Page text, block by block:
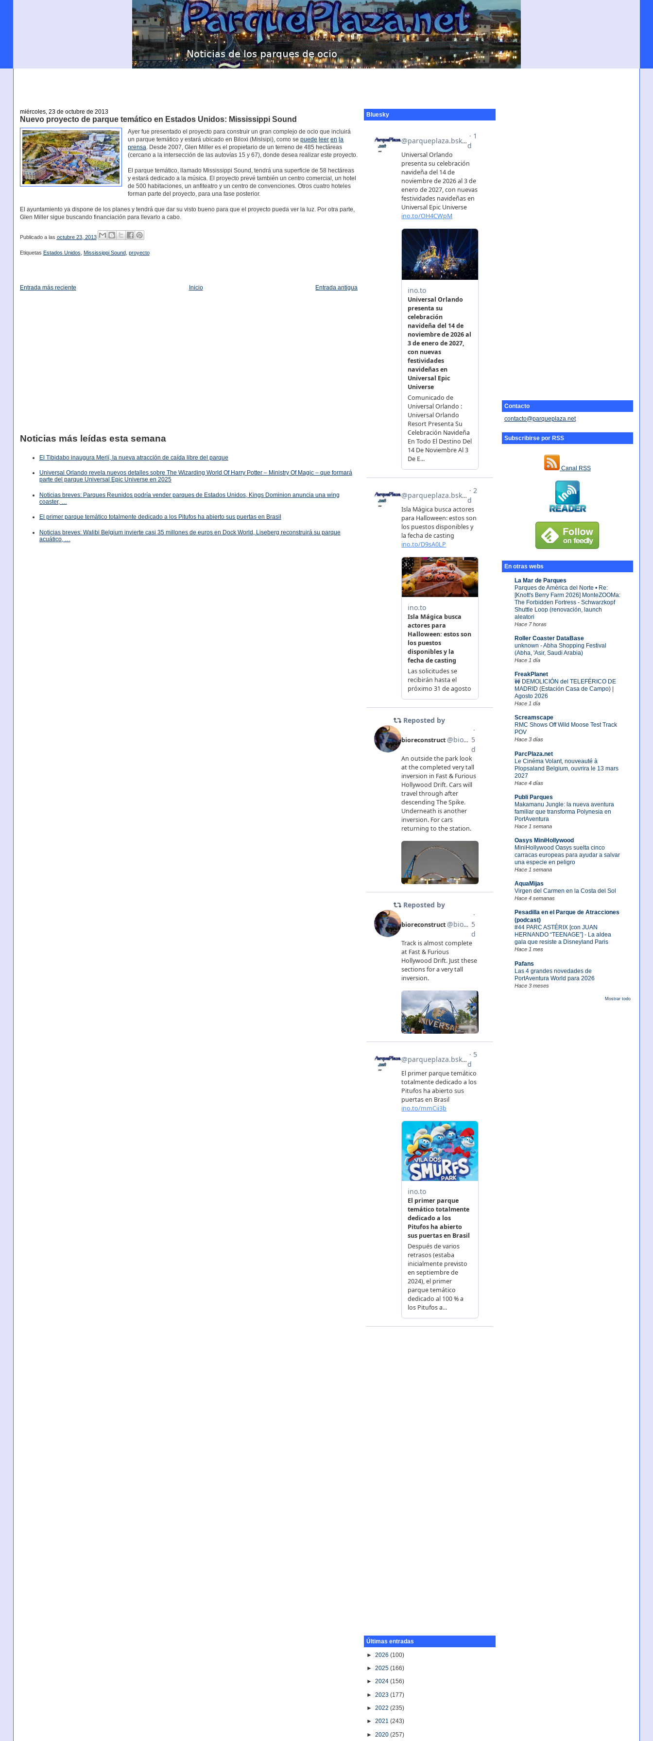
Contacto
contacto@parqueplaza.net
Subscribirse por RSS
Canal RSS
En otras webs
La Mar de Parques
Parques de América del Norte • Re:
[Knott's Berry Farm 2026] MonteZOOMa:
The Forbidden Fortress - Schwarzkopf
Shuttle Loop (renovación, launch
aleatori
Hace 7 horas
Roller Coaster DataBase
unknown - Abha Shopping Festival
(Abha, 'Asir, Saudi Arabia)
Hace 1 día
FreakPlanet
🚧 DEMOLICIÓN del TELEFÉRICO DE
MADRID (Estación Casa de Campo) |
Agosto 2026
Hace 1 día
Screamscape
RMC Shows Off Wild Moose Test Track
POV
Hace 3 días
ParcPlaza.net
Le Cinéma Volant, nouveauté à
Plopsaland Belgium, ouvrira le 13 mars
2027
Hace 4 días
Publi Parques
Makamanu Jungle: la nueva aventura
familiar que transforma Polynesia en
PortAventura
Hace 1 semana
Oasys MiniHollywood
MiniHollywood Oasys suelta cinco
carracas europeas para ayudar a salvar
una especie en peligro
Hace 1 semana
AquaMijas
Virgen del Carmen en la Costa del Sol
Hace 4 semanas
Pesadilla en el Parque de Atracciones
(podcast)
#44 PARC ASTÉRIX [con JUAN
HERNANDO “TEENAGE”] - La aldea
gala que resiste a Disneyland Paris
Hace 1 mes
Pafans
Las 4 grandes novedades de
PortAventura World para 2026
Hace 3 meses
Mostrar todo
miércoles, 23 de octubre de 2013
Nuevo proyecto de parque temático en Estados Unidos: Mississippi Sound
Ayer fue presentado el proyecto para construir un gran complejo de ocio que incluirá
un parque temático y estará ubicado en Biloxi (Misisipi), como sepuede leer en la
prensa. Desde 2007, Glen Miller es el propietario de un terreno de 485 hectáreas
(cercano a la intersección de las autovías 15 y 67), donde desea realizar este proyecto.
El parque temático, llamado Mississippi Sound, tendrá una superficie de 58 hectáreas
y estará dedicado a la música. El proyecto prevé también un centro comercial, un hotel
de 500 habitaciones, un anfiteatro y un centro de convenciones. Otros cuatro hoteles
forman parte del proyecto, para una fase posterior.
El ayuntamiento ya dispone de los planes y tendrá que dar su visto bueno para que el proyecto pueda ver la luz. Por otra parte,
Glen Miller sigue buscando financiación para llevarlo a cabo.
Publicado a las octubre 23, 2013
Etiquetas Estados Unidos Mississippi Sound, proyecto
Entrada más reciente Entrada antigua
Inicio
Noticias más leídas esta semana
El Tibidabo inaugura Merlí, la nueva atracción de caída libre del parque
Universal Orlando revela nuevos detalles sobre The Wizarding World Of Harry Potter – Ministry Of Magic – que formará
parte del parque Universal Epic Universe en 2025
Noticias breves: Parques Reunidos podría vender parques de Estados Unidos, Kings Dominion anuncia una wing
coaster, …
El primer parque temático totalmente dedicado a los Pitufos ha abierto sus puertas en Brasil
Noticias breves: Walibi Belgium invierte casi 35 millones de euros en Dock World, Liseberg reconstruirá su parque
acuático, …
Bluesky
Últimas entradas
►2026(100)
►2025(166)
►2024(156)
►2023(177)
►2022(235)
►2021(243)
►2020(257)